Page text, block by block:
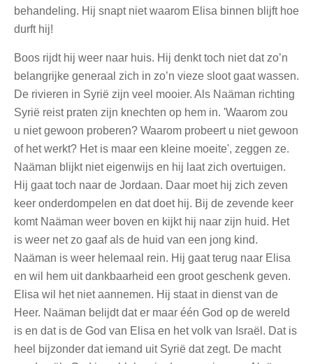
behandeling. Hij snapt niet waarom Elisa binnen blijft hoe
durft hij!
Boos rijdt hij weer naar huis. Hij denkt toch niet dat zo’n
belangrijke generaal zich in zo’n vieze sloot gaat wassen.
De rivieren in Syrië zijn veel mooier. Als Naäman richting
Syrië reist praten zijn knechten op hem in. 'Waarom zou
u niet gewoon proberen? Waarom probeert u niet gewoon
of het werkt? Het is maar een kleine moeite', zeggen ze.
Naäman blijkt niet eigenwijs en hij laat zich overtuigen.
Hij gaat toch naar de Jordaan. Daar moet hij zich zeven
keer onderdompelen en dat doet hij. Bij de zevende keer
komt Naäman weer boven en kijkt hij naar zijn huid. Het
is weer net zo gaaf als de huid van een jong kind.
Naäman is weer helemaal rein. Hij gaat terug naar Elisa
en wil hem uit dankbaarheid een groot geschenk geven.
Elisa wil het niet aannemen. Hij staat in dienst van de
Heer. Naäman belijdt dat er maar één God op de wereld
is en dat is de God van Elisa en het volk van Israël. Dat is
heel bijzonder dat iemand uit Syrië dat zegt. De macht